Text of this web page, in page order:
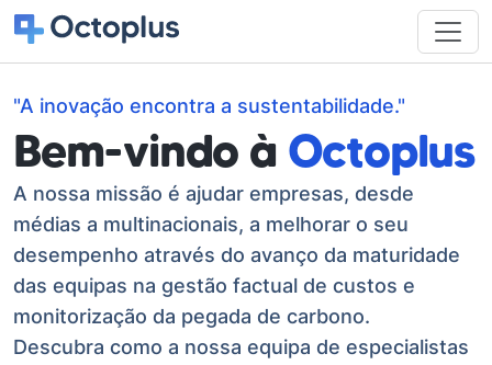
"A inovação encontra a sustentabilidade."
Bem-vindo à Octoplus
A nossa missão é ajudar empresas, desde
médias a multinacionais, a melhorar o seu
desempenho através do avanço da maturidade
das equipas na gestão factual de custos e
monitorização da pegada de carbono.
Descubra como a nossa equipa de especialistas